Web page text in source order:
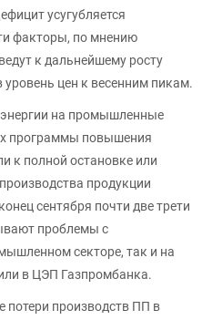
усугубляется
факторы, по мнению
к дальнейшему росту
цен к весенним пикам.
на промышленные
программы повышения
к полной остановке или
продукции
сентября почти две трети
проблемы с
секторе, так и на
в ЦЭП Газпромбанка.
потери производств ПП в